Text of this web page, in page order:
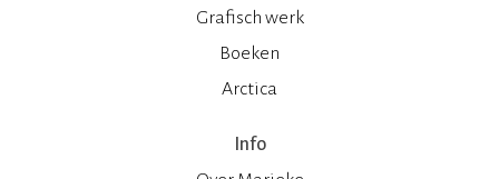
Grafisch werk
Boeken
Arctica
Info